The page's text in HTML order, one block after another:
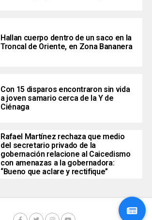
Hallan cuerpo dentro de un saco en la
Troncal de Oriente, en Zona Bananera
Con 15 disparos encontraron sin vida
a joven samario cerca de la Y de
Ciénaga
Rafael Martínez rechaza que medio
del secretario privado de la
gobernación relacione al Caicedismo
con amenazas a la gobernadora:
“Bueno que aclare y rectifique”